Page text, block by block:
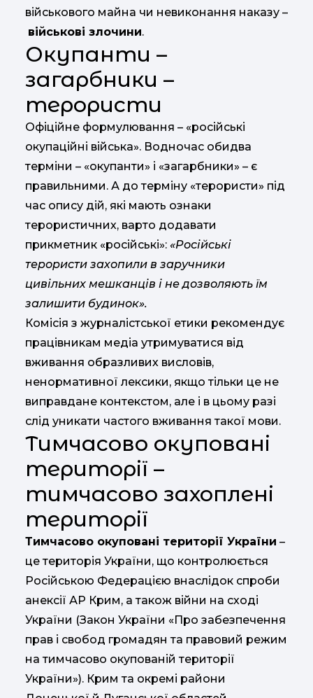
військового майна чи невиконання наказу –
військові злочини.
Окупанти –
загарбники –
терористи
Офіційне формулювання – «російські
окупаційні війська». Водночас обидва
терміни – «окупанти» і «загарбники» – є
правильними. А до терміну «терористи» під
час опису дій, які мають ознаки
терористичних, варто додавати
прикметник «російські»: «Російські
терористи захопили в заручники
цивільних мешканців і не дозволяють їм
залишити будинок».
Комісія з журналістської етики рекомендує
працівникам медіа утримуватися від
вживання образливих висловів,
ненормативної лексики, якщо тільки це не
виправдане контекстом, але і в цьому разі
слід уникати частого вживання такої мови.
Тимчасово окуповані
території –
тимчасово захоплені
території
Тимчасово окуповані території України –
це територія України, що контролюється
Російською Федерацією внаслідок спроби
анексії АР Крим, а також війни на сході
України (Закон України «Про забезпечення
прав і свобод громадян та правовий режим
на тимчасово окупованій території
України»). Крим та окремі райони